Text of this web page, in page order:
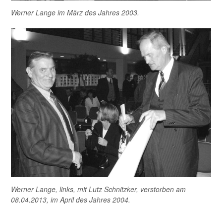
Werner Lange im März des Jahres 2003.
Werner Lange, links, mit Lutz Schnitzker, verstorben am
08.04.2013, im April des Jahres 2004.